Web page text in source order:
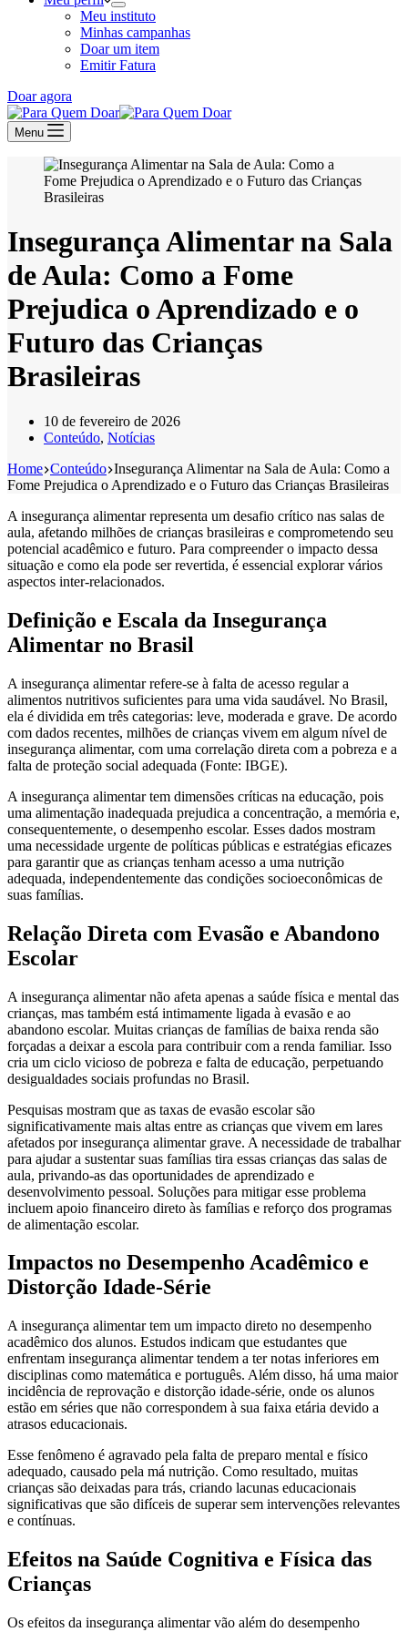
Meu instituto
Minhas campanhas
Doar um item
Emitir Fatura
Doar agora
Menu
Insegurança Alimentar na Sala
de Aula: Como a Fome
Prejudica o Aprendizado e o
Futuro das Crianças
Brasileiras
10 de fevereiro de 2026
Conteúdo, Notícias
Home Conteúdo Insegurança Alimentar na Sala de Aula: Como a
Fome Prejudica o Aprendizado e o Futuro das Crianças Brasileiras
A insegurança alimentar representa um desafio crítico nas salas de
aula, afetando milhões de crianças brasileiras e comprometendo seu
potencial acadêmico e futuro. Para compreender o impacto dessa
situação e como ela pode ser revertida, é essencial explorar vários
aspectos inter-relacionados.
Definição e Escala da Insegurança
Alimentar no Brasil
A insegurança alimentar refere-se à falta de acesso regular a
alimentos nutritivos suficientes para uma vida saudável. No Brasil,
ela é dividida em três categorias: leve, moderada e grave. De acordo
com dados recentes, milhões de crianças vivem em algum nível de
insegurança alimentar, com uma correlação direta com a pobreza e a
falta de proteção social adequada (Fonte: IBGE).
A insegurança alimentar tem dimensões críticas na educação, pois
uma alimentação inadequada prejudica a concentração, a memória e,
consequentemente, o desempenho escolar. Esses dados mostram
uma necessidade urgente de políticas públicas e estratégias eficazes
para garantir que as crianças tenham acesso a uma nutrição
adequada, independentemente das condições socioeconômicas de
suas famílias.
Relação Direta com Evasão e Abandono
Escolar
A insegurança alimentar não afeta apenas a saúde física e mental das
crianças, mas também está intimamente ligada à evasão e ao
abandono escolar. Muitas crianças de famílias de baixa renda são
forçadas a deixar a escola para contribuir com a renda familiar. Isso
cria um ciclo vicioso de pobreza e falta de educação, perpetuando
desigualdades sociais profundas no Brasil.
Pesquisas mostram que as taxas de evasão escolar são
significativamente mais altas entre as crianças que vivem em lares
afetados por insegurança alimentar grave. A necessidade de trabalhar
para ajudar a sustentar suas famílias tira essas crianças das salas de
aula, privando-as das oportunidades de aprendizado e
desenvolvimento pessoal. Soluções para mitigar esse problema
incluem apoio financeiro direto às famílias e reforço dos programas
de alimentação escolar.
Impactos no Desempenho Acadêmico e
Distorção Idade-Série
A insegurança alimentar tem um impacto direto no desempenho
acadêmico dos alunos. Estudos indicam que estudantes que
enfrentam insegurança alimentar tendem a ter notas inferiores em
disciplinas como matemática e português. Além disso, há uma maior
incidência de reprovação e distorção idade-série, onde os alunos
estão em séries que não correspondem à sua faixa etária devido a
atrasos educacionais.
Esse fenômeno é agravado pela falta de preparo mental e físico
adequado, causado pela má nutrição. Como resultado, muitas
crianças são deixadas para trás, criando lacunas educacionais
significativas que são difíceis de superar sem intervenções relevantes
e contínuas.
Efeitos na Saúde Cognitiva e Física das
Crianças
Os efeitos da insegurança alimentar vão além do desempenho